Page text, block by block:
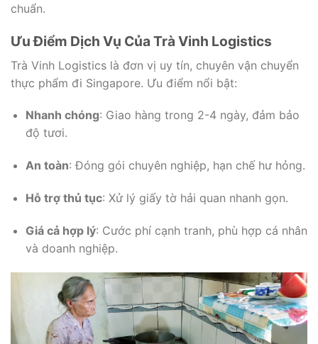
chuẩn.
Ưu Điểm Dịch Vụ Của Trà Vinh Logistics
Trà Vinh Logistics là đơn vị uy tín, chuyên vận chuyển
thực phẩm đi Singapore. Ưu điểm nổi bật:
Nhanh chóng: Giao hàng trong 2-4 ngày, đảm bảo
độ tươi.
An toàn: Đóng gói chuyên nghiệp, hạn chế hư hỏng.
Hỗ trợ thủ tục: Xử lý giấy tờ hải quan nhanh gọn.
Giá cả hợp lý: Cước phí cạnh tranh, phù hợp cá nhân
và doanh nghiệp.